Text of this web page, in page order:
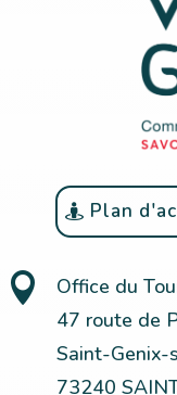
Plan

Office du
47 route de
Saint-Genix-
73240